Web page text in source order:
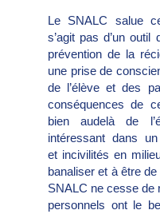
Le SNALC salue
s’agit pas d’un
prévention de la
une prise de
de l’élève et des
conséquences de
bien audelà de
intéressant dans
et incivilités en
banaliser et à être
SNALC ne cesse de
personnels ont le